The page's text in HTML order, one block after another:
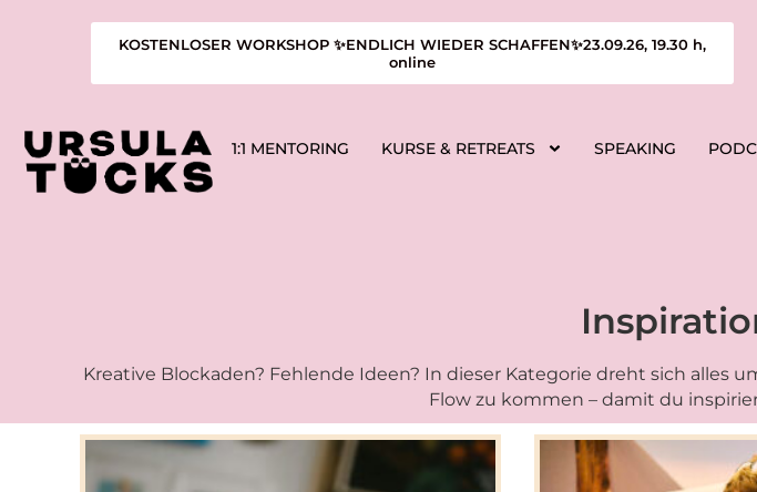
KOSTENLOSER WORKSHOP ✨ENDLICH WIEDER SCHAFFEN✨23.09.26, 19.30 h,
online
1:1 MENTORING KURSE & RETREATS SPEAKING
Kreative Blockaden? Fehlende Ideen? In dieser Kategorie dreht sich alles
Flow zu kommen – damit du